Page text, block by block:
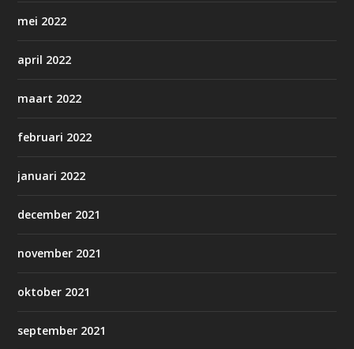
mei 2022
april 2022
maart 2022
februari 2022
januari 2022
december 2021
november 2021
oktober 2021
september 2021